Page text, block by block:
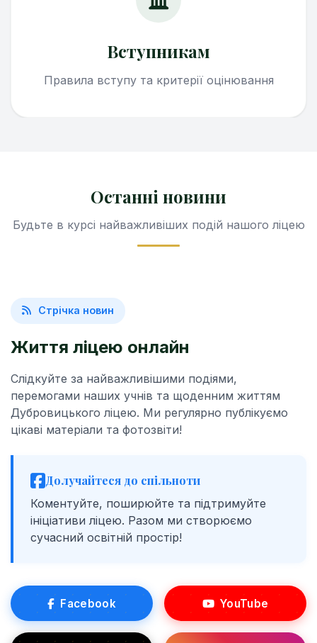
Вступникам
Правила вступу та критерії оцінювання
Останні новини
Будьте в курсі найважливіших подій нашого ліцею
Стрічка новин
Життя ліцею онлайн
Слідкуйте за найважливішими подіями,
перемогами наших учнів та щоденним життям
Дубровицького ліцею. Ми регулярно публікуємо
цікаві матеріали та фотозвіти!
Долучайтеся до спільноти
Коментуйте, поширюйте та підтримуйте
ініціативи ліцею. Разом ми створюємо
сучасний освітній простір!
Facebook YouTube